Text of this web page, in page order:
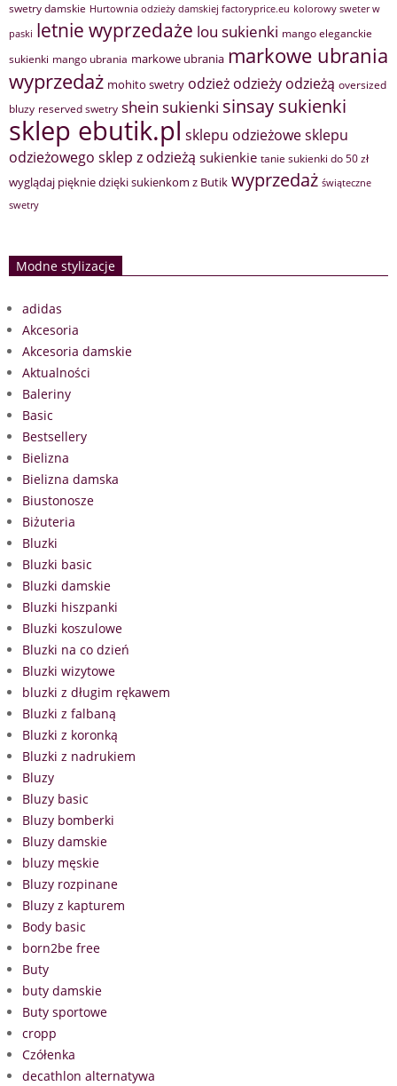
swetry damskie Hurtownia odzieży damskiej factoryprice.eu kolorowy sweter w
paski letnie wyprzedaże lou sukienki mango eleganckie
sukienki mango ubrania markowe ubrania markowe ubrania
wyprzedaż mohito swetry odzież odzieży odzieżą oversized
bluzy reserved swetry shein sukienki sinsay sukienki
sklep ebutik.pl sklepu odzieżowesklepu
odzieżowego sklep z odzieżą sukienkie tanie sukienki do 50 zł
wyglądaj pięknie dzięki sukienkom z Butik wyprzedaż świąteczne
swetry
Modne stylizacje
adidas
Akcesoria
Akcesoria damskie
Aktualności
Baleriny
Basic
Bestsellery
Bielizna
Bielizna damska
Biustonosze
Biżuteria
Bluzki
Bluzki basic
Bluzki damskie
Bluzki hiszpanki
Bluzki koszulowe
Bluzki na co dzień
Bluzki wizytowe
bluzki z długim rękawem
Bluzki z falbaną
Bluzki z koronką
Bluzki z nadrukiem
Bluzy
Bluzy basic
Bluzy bomberki
Bluzy damskie
bluzy męskie
Bluzy rozpinane
Bluzy z kapturem
Body basic
born2be free
Buty
buty damskie
Buty sportowe
cropp
Czółenka
decathlon alternatywa